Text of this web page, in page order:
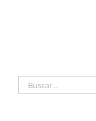
Buscar: